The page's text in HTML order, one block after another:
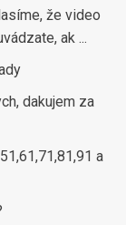
že video
ak ...
dakujem za
a